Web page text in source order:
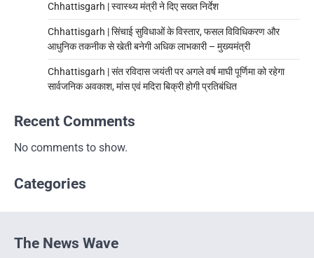
Chhattisgarh | स्वास्थ्य मंत्री ने दिए सख्त निर्देश
Chhattisgarh | सिंचाई सुविधाओं के विस्तार, फसल विविधिकरण और
आधुनिक तकनीक से खेती बनेगी अधिक लाभकारी – मुख्यमंत्री
Chhattisgarh | संत रविदास जयंती पर अगले वर्ष माघी पूर्णिमा को रहेगा
सार्वजनिक अवकाश, मांस एवं मदिरा बिक्री होगी प्रतिबंधित
Recent Comments
No comments to show.
Categories
The News Wave